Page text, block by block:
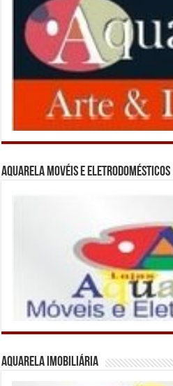
Aquarela Movéis e Eletrodomésticos
Aquarela Imobiliária